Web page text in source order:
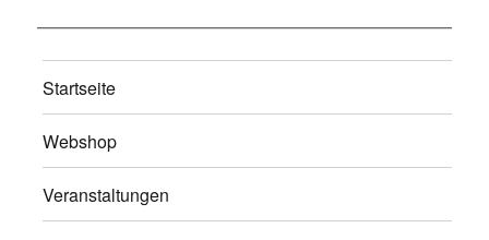
Startseite
Webshop
Veranstaltungen